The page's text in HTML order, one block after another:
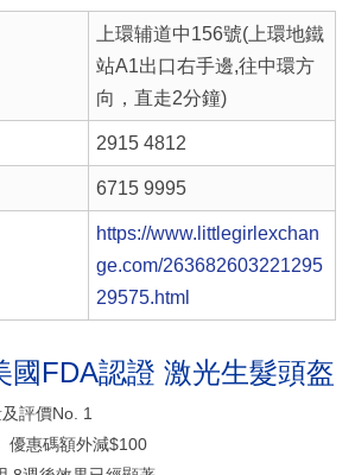
上環辅道中156號(上環地鐵
站A1出口右手邊,往中環方
向，直走2分鐘)
2915 4812
6715 9995
https://www.littlegirlexchan
ge.com/263682603221295
29575.html
國FDA認證 激光生髮頭盔
評價No. 1
優惠碼額外減$100